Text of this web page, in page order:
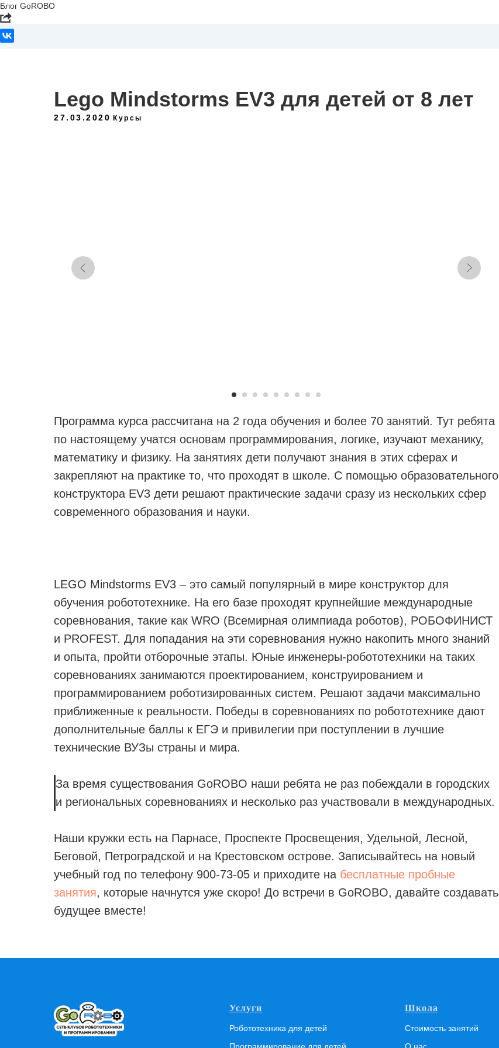
Блог GoROBO
Lego Mindstorms EV3 для детей от 8 лет
27.03.2020 Курсы
Программа курса рассчитана на 2 года обучения и более 70 занятий. Тут ребята
по настоящему учатся основам программирования, логике, изучают механику,
математику и физику. На занятиях дети получают знания в этих сферах и
закрепляют на практике то, что проходят в школе. С помощью образовательного
конструктора EV3 дети решают практические задачи сразу из нескольких сфер
современного образования и науки.
LEGO Mindstorms EV3 – это самый популярный в мире конструктор для
обучения робототехнике. На его базе проходят крупнейшие международные
соревнования, такие как WRO (Всемирная олимпиада роботов), РОБОФИНИСТ
и PROFEST. Для попадания на эти соревнования нужно накопить много знаний
и опыта, пройти отборочные этапы. Юные инженеры-робототехники на таких
соревнованиях занимаются проектированием, конструированием и
программированием роботизированных систем. Решают задачи максимально
приближенные к реальности. Победы в соревнованиях по робототехнике дают
дополнительные баллы к ЕГЭ и привилегии при поступлении в лучшие
технические ВУЗы страны и мира.
За время существования GoROBO наши ребята не раз побеждали в городских
и региональных соревнованиях и несколько раз участвовали в международных.
Наши кружки есть на Парнасе, Проспекте Просвещения, Удельной, Лесной,
Беговой, Петроградской и на Крестовском острове. Записывайтесь на новый
учебный год по телефону 900-73-05 и приходите на бесплатные пробные
занятия, которые начнутся уже скоро! До встречи в GoROBO, давайте создавать
будущее вместе!
Услуги
Робототехника для детей
Школа
Стоимость занятий